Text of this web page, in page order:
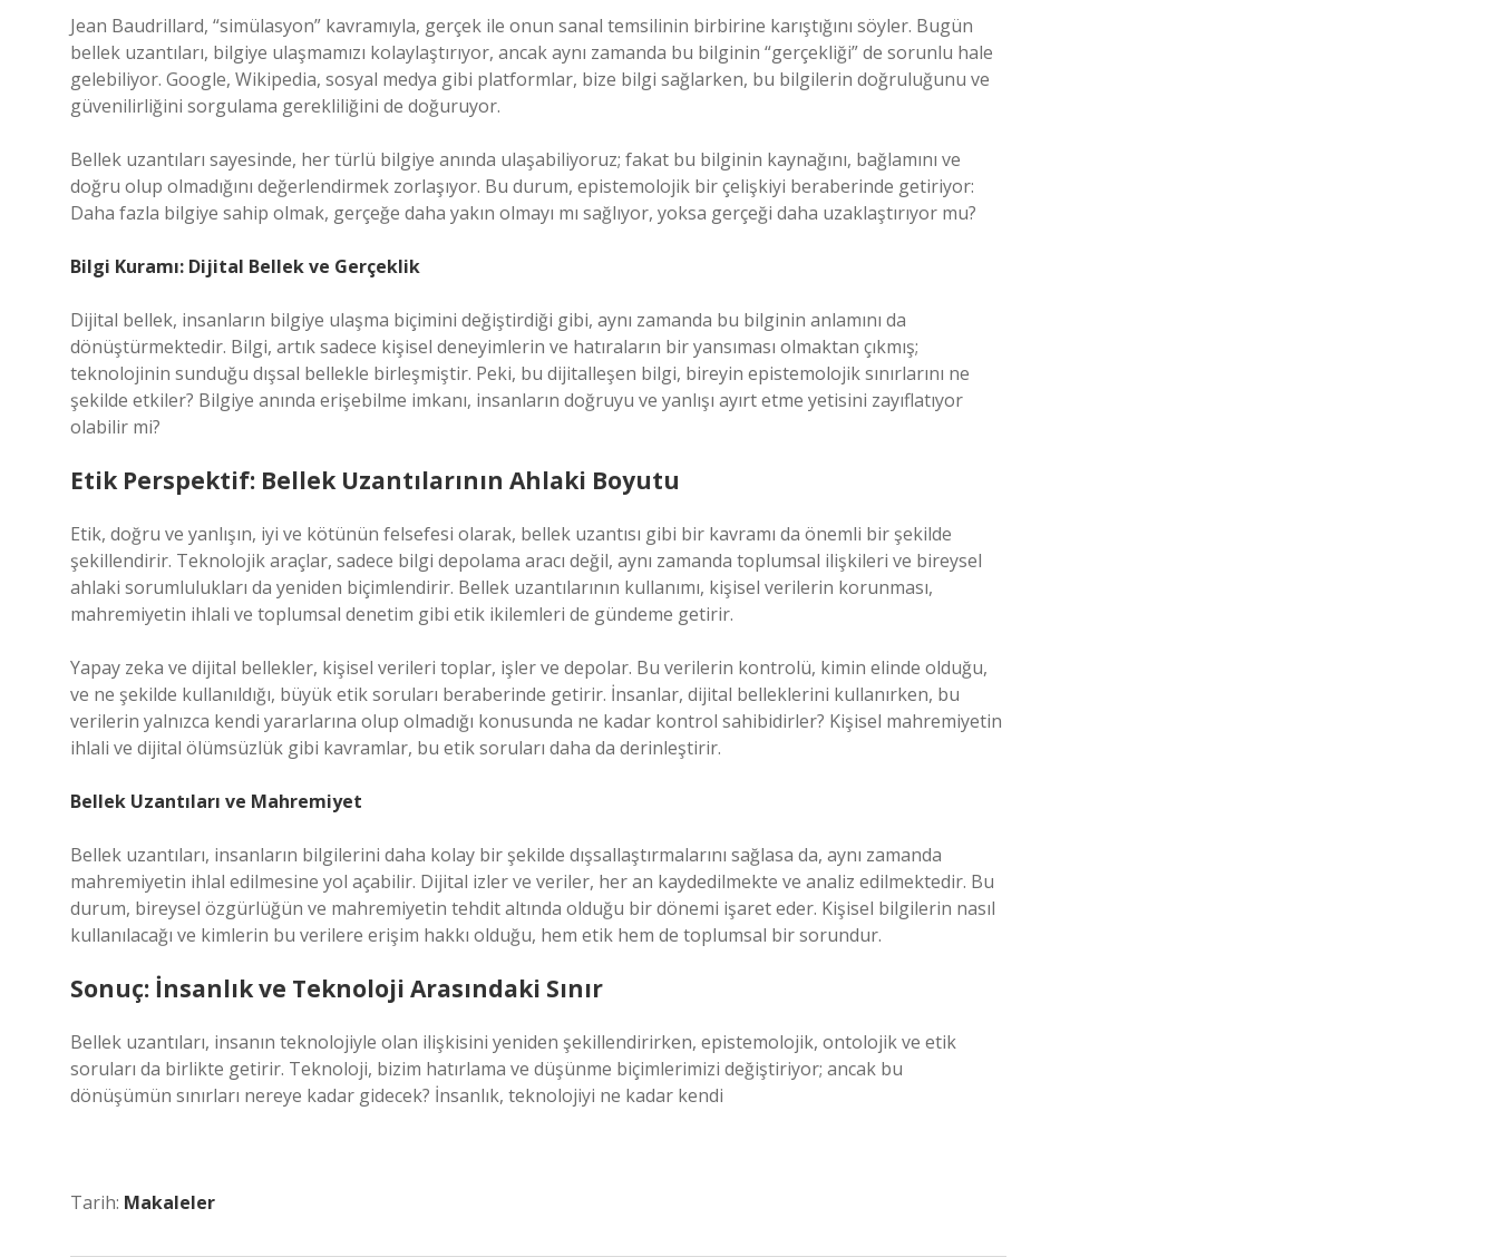
Jean Baudrillard, “simülasyon” kavramıyla, gerçek ile onun sanal temsilinin birbirine karıştığını söyler. Bugün
bellek uzantıları, bilgiye ulaşmamızı kolaylaştırıyor, ancak aynı zamanda bu bilginin “gerçekliği” de sorunlu hale
gelebiliyor. Google, Wikipedia, sosyal medya gibi platformlar, bize bilgi sağlarken, bu bilgilerin doğruluğunu ve
güvenilirliğini sorgulama gerekliliğini de doğuruyor.
Bellek uzantıları sayesinde, her türlü bilgiye anında ulaşabiliyoruz; fakat bu bilginin kaynağını, bağlamını ve
doğru olup olmadığını değerlendirmek zorlaşıyor. Bu durum, epistemolojik bir çelişkiyi beraberinde getiriyor:
Daha fazla bilgiye sahip olmak, gerçeğe daha yakın olmayı mı sağlıyor, yoksa gerçeği daha uzaklaştırıyor mu?
Bilgi Kuramı: Dijital Bellek ve Gerçeklik
Dijital bellek, insanların bilgiye ulaşma biçimini değiştirdiği gibi, aynı zamanda bu bilginin anlamını da
dönüştürmektedir. Bilgi, artık sadece kişisel deneyimlerin ve hatıraların bir yansıması olmaktan çıkmış;
teknolojinin sunduğu dışsal bellekle birleşmiştir. Peki, bu dijitalleşen bilgi, bireyin epistemolojik sınırlarını ne
şekilde etkiler? Bilgiye anında erişebilme imkanı, insanların doğruyu ve yanlışı ayırt etme yetisini zayıflatıyor
olabilir mi?
Etik Perspektif: Bellek Uzantılarının Ahlaki Boyutu
Etik, doğru ve yanlışın, iyi ve kötünün felsefesi olarak, bellek uzantısı gibi bir kavramı da önemli bir şekilde
şekillendirir. Teknolojik araçlar, sadece bilgi depolama aracı değil, aynı zamanda toplumsal ilişkileri ve bireysel
ahlaki sorumlulukları da yeniden biçimlendirir. Bellek uzantılarının kullanımı, kişisel verilerin korunması,
mahremiyetin ihlali ve toplumsal denetim gibi etik ikilemleri de gündeme getirir.
Yapay zeka ve dijital bellekler, kişisel verileri toplar, işler ve depolar. Bu verilerin kontrolü, kimin elinde olduğu,
ve ne şekilde kullanıldığı, büyük etik soruları beraberinde getirir. İnsanlar, dijital belleklerini kullanırken, bu
verilerin yalnızca kendi yararlarına olup olmadığı konusunda ne kadar kontrol sahibidirler? Kişisel mahremiyetin
ihlali ve dijital ölümsüzlük gibi kavramlar, bu etik soruları daha da derinleştirir.
Bellek Uzantıları ve Mahremiyet
Bellek uzantıları, insanların bilgilerini daha kolay bir şekilde dışsallaştırmalarını sağlasa da, aynı zamanda
mahremiyetin ihlal edilmesine yol açabilir. Dijital izler ve veriler, her an kaydedilmekte ve analiz edilmektedir. Bu
durum, bireysel özgürlüğün ve mahremiyetin tehdit altında olduğu bir dönemi işaret eder. Kişisel bilgilerin nasıl
kullanılacağı ve kimlerin bu verilere erişim hakkı olduğu, hem etik hem de toplumsal bir sorundur.
Sonuç: İnsanlık ve Teknoloji Arasındaki Sınır
Bellek uzantıları, insanın teknolojiyle olan ilişkisini yeniden şekillendirirken, epistemolojik, ontolojik ve etik
soruları da birlikte getirir. Teknoloji, bizim hatırlama ve düşünme biçimlerimizi değiştiriyor; ancak bu
dönüşümün sınırları nereye kadar gidecek? İnsanlık, teknolojiyi ne kadar kendi
Tarih: Makaleler